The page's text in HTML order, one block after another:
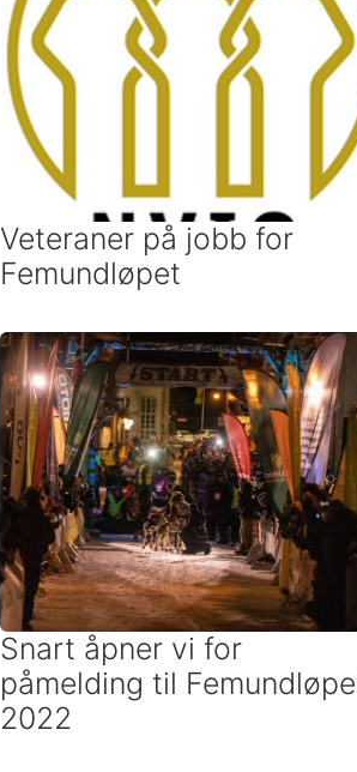
Veteraner på jobb for
Femundløpet
Snart åpner vi for
påmelding til
2022